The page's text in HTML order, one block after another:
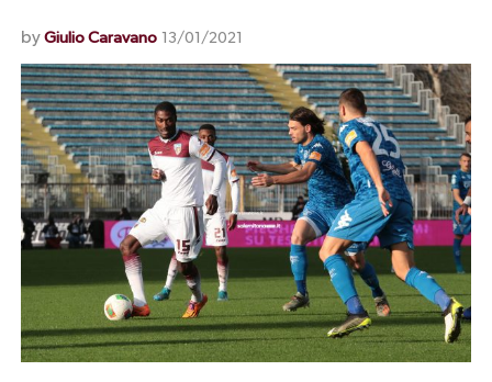
by Giulio Caravano 13/01/2021